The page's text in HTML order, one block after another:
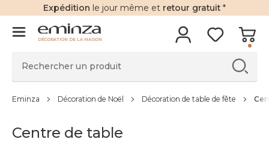
Expédition le jour même et retour gratuit *
DÉCORATION DE LA MAISON
Eminza Décoration de Noël Décoration de table de fête
Centre de table